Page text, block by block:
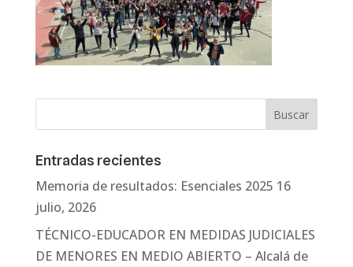
Entradas recientes
Memoria de resultados: Esenciales 2025 16
julio, 2026
TÉCNICO-EDUCADOR EN MEDIDAS JUDICIALES
DE MENORES EN MEDIO ABIERTO – Alcalá de